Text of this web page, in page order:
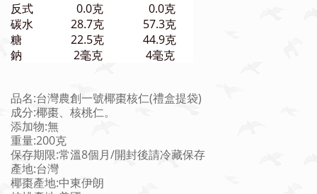
反式
0.0克
0.0克
碳水
28.7克
57.3克
糖
22.5克
44.9克
鈉
2毫克 4毫克
品名:台灣農創一號椰棗核仁(禮盒提袋)
成分:椰棗、核桃仁。
添加物:無
重量:200克
保存期限:常溫8個月/開封後請冷藏保存
產地:台灣
椰棗產地:中東伊朗